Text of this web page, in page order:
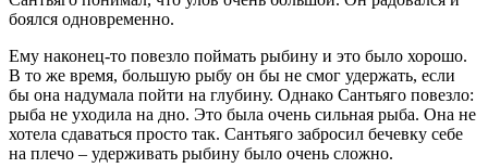
боялся одновременно.
Ему наконец-то повезло поймать рыбину и это было хорошо.
В то же время, большую рыбу он бы не смог удержать, если
бы она надумала пойти на глубину. Однако Сантьяго повезло:
рыба не уходила на дно. Это была очень сильная рыба. Она не
хотела сдаваться просто так. Сантьяго забросил бечевку себе
на плечо – удерживать рыбину было очень сложно.